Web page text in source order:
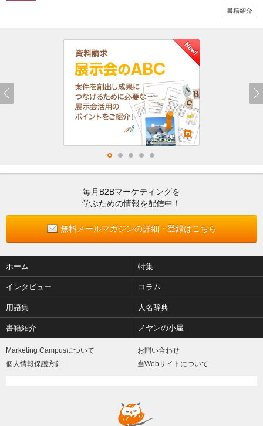
書籍紹介
毎月B2Bマーケティングを
学ぶための情報を配信中！
無料メールマガジンの詳細・登録はこちら
ホーム 特集
インタビュー コラム
用語集 人名辞典
書籍紹介 ノヤンの小屋
Marketing Campusについて
お問い合わせ
個人情報保護方針
当Webサイトについて